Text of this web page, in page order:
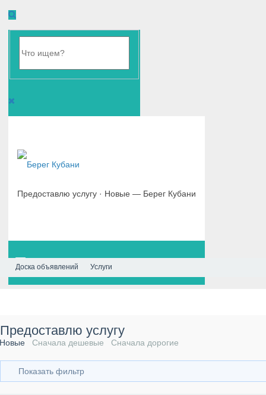
Предоставлю услугу · Новые — Берег Кубани
Доска объявлений Услуги
Предоставлю услугу
Новые Сначала дешевые Сначала дорогие
Показать фильтр